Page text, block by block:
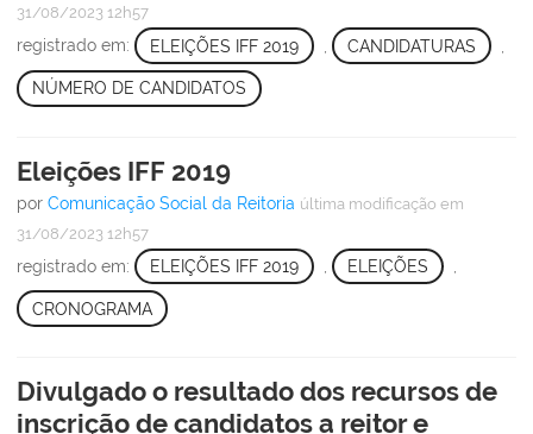
31/08/2023 12h57
registrado em: ELEIÇÕES IFF 2019 CANDIDATURAS
NÚMERO DE CANDIDATOS
Eleições IFF 2019
por Comunicação Social da Reitoria última modificação em
31/08/2023 12h57
registrado em: ELEIÇÕES IFF 2019 ELEIÇÕES
CRONOGRAMA
Divulgado o resultado dos recursos de
inscrição de candidatos a reitor e